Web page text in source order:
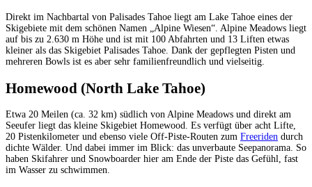
Direkt im Nachbartal von Palisades Tahoe liegt am Lake Tahoe eines der
Skigebiete mit dem schönen Namen „Alpine Wiesen“. Alpine Meadows liegt
auf bis zu 2.630 m Höhe und ist mit 100 Abfahrten und 13 Liften etwas
kleiner als das Skigebiet Palisades Tahoe. Dank der gepflegten Pisten und
mehreren Bowls ist es aber sehr familienfreundlich und vielseitig.
Homewood (North Lake Tahoe)
Etwa 20 Meilen (ca. 32 km) südlich von Alpine Meadows und direkt am
Seeufer liegt das kleine Skigebiet Homewood. Es verfügt über acht Lifte,
20 Pistenkilometer und ebenso viele Off-Piste-Routen zum Freeriden durch
dichte Wälder. Und dabei immer im Blick: das unverbaute Seepanorama. So
haben Skifahrer und Snowboarder hier am Ende der Piste das Gefühl, fast
im Wasser zu schwimmen.